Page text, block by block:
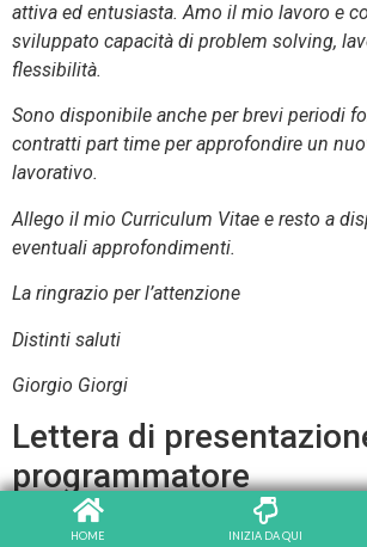
attiva ed entusiasta. Amo il mio lavoro e
sviluppato capacità di problem solving,
flessibilità.
Sono disponibile anche per brevi periodi
contratti part time per approfondire un
lavorativo.
Allego il mio Curriculum Vitae e resto a
eventuali approfondimenti.
La ringrazio per l’attenzione
Distinti saluti
Giorgio Giorgi
Lettera di
programmatore
Gentile Sig. Carlo Ratti,
HOME INIZIA DA QUI